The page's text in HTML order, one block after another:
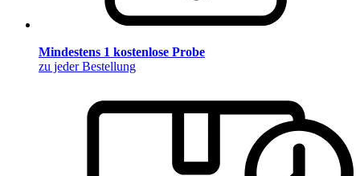
Mindestens 1 kostenlose Probe
zu jeder Bestellung